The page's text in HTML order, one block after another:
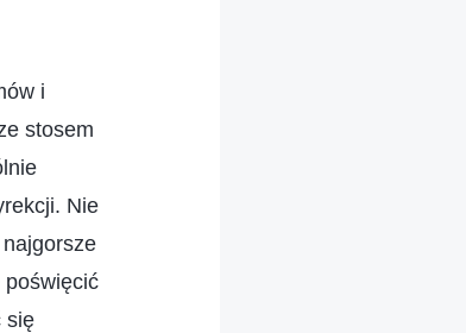
i
stosem
Nie
poświęcić
się